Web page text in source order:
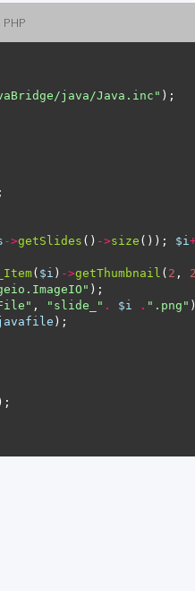
java/Java.inc"
->getSlides () ->size ()); $i
( $i ) ->getThumbnail ( 2 , 2
, "slide_" . $i . ".png"